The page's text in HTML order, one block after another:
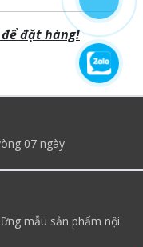
đặt hàng!
07 ngày
mẫu sản phẩm nội